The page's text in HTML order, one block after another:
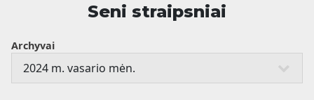
Seni straipsniai
Archyvai